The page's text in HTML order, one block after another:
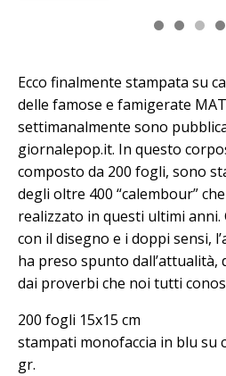
Ecco finalmente stampata su
delle famose e famigerate
settimanalmente sono
giornalepop.it. In questo
composto da 200 fogli, sono
degli oltre 400 “calembour”
realizzato in questi ultimi anni.
con il disegno e i doppi sensi,
ha preso spunto dall’attualità,
dai proverbi che noi tutti
200 fogli 15x15 cm
stampati monofaccia in blu su
gr.